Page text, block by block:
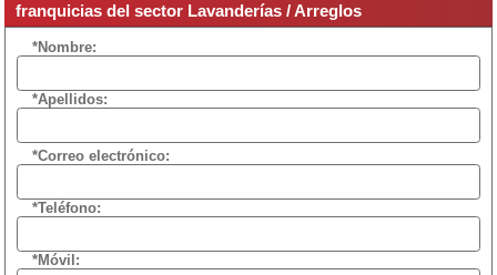
franquicias del sector Lavanderías / Arreglos
*Nombre:
*Apellidos:
*Correo electrónico:
*Teléfono:
*Móvil: